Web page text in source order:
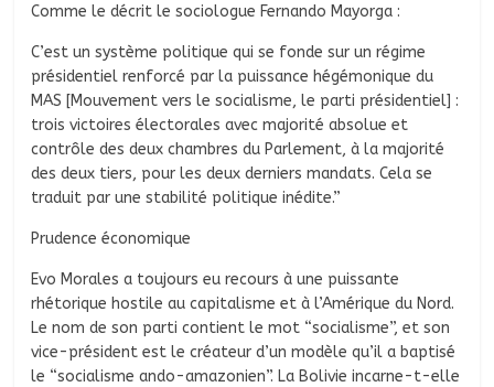
Comme le décrit le sociologue Fernando Mayorga :
C’est un système politique qui se fonde sur un régime
présidentiel renforcé par la puissance hégémonique du
MAS [Mouvement vers le socialisme, le parti présidentiel] :
trois victoires électorales avec majorité absolue et
contrôle des deux chambres du Parlement, à la majorité
des deux tiers, pour les deux derniers mandats. Cela se
traduit par une stabilité politique inédite.”
Prudence économique
Evo Morales a toujours eu recours à une puissante
rhétorique hostile au capitalisme et à l’Amérique du Nord.
Le nom de son parti contient le mot “socialisme”, et son
vice-président est le créateur d’un modèle qu’il a baptisé
le “socialisme ando-amazonien”. La Bolivie incarne-t-elle